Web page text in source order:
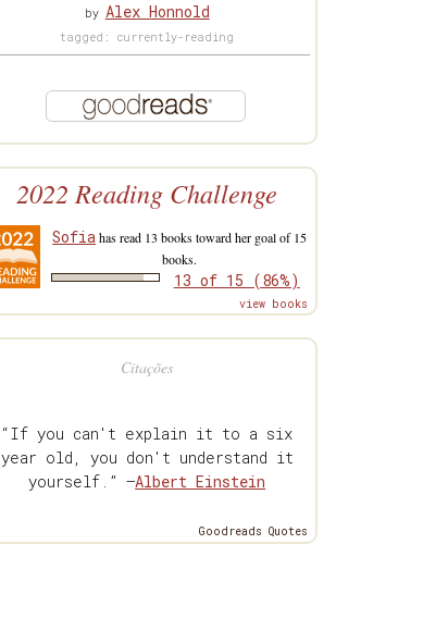
by Alex Honnold
tagged: currently-reading
2022 Reading Challenge
Sofiahas read 13 books toward her goal of 15
books.
13 of 15 (86%)
view books
Citações
“If you can't explain it to a six
year old, you don't understand it
yourself.” —Albert Einstein
Goodreads Quotes